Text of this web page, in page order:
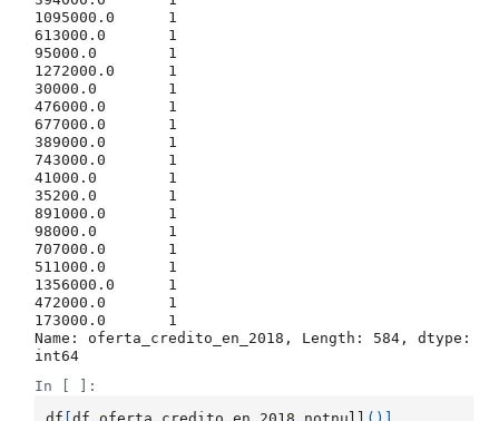
1095000.0      1
613000.0       1
95000.0        1
1272000.0      1
30000.0        1
476000.0       1
677000.0       1
389000.0       1
743000.0       1
41000.0        1
35200.0        1
891000.0       1
98000.0        1
707000.0       1
511000.0       1
1356000.0      1
472000.0       1
173000.0       1
Name: oferta_credito_en_2018, Length: 584, dtype:
int64
In [ ]: